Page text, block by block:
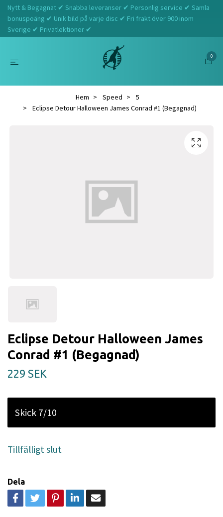
Nytt & Begagnat ✔ Snabba leveranser ✔ Personlig service ✔ Samla
bonuspoäng ✔ Unik bild på varje disc ✔ Fri frakt över 900 inom
Sverige ✔ Privatlektioner ✔
0
Hem Speed
5
Eclipse Detour Halloween James Conrad #1 (Begagnad)
Eclipse Detour Halloween James
Conrad #1 (Begagnad)
229 SEK
Skick 7/10
Tillfälligt slut
Dela